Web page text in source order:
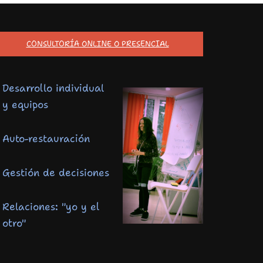
CONSULTORÍA ONLINE O PRESENCIAL
Desarrollo individual
y equipos
Auto-restauración
Gestión de decisiones
Relaciones: "yo y el
otro"